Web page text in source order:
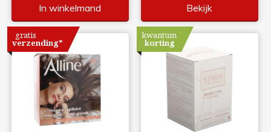
In winkelmand Bekijk
gratis
verzending*
kwantum
korting